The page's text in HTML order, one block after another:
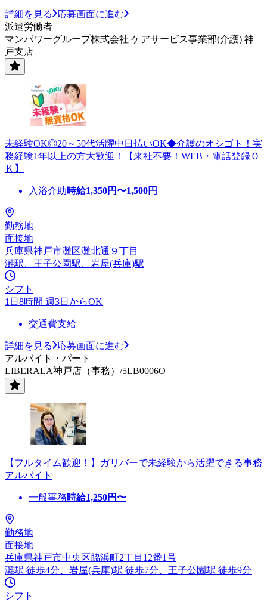
詳細を見る
応募画面に進む
派遣労働者
マンパワーグループ株式会社 ケアサービス事業部(介護) 神
戸支店
未経験OK◎20～50代活躍中日払いOK◆介護のオシゴト！実
務経験1年以上の方大歓迎！【来社不要！WEB・電話登録Ｏ
Ｋ】
入浴介助時給1,350円〜1,500円
勤務地
面接地
兵庫県神戸市灘区灘北通９丁目
灘駅、王子公園駅、岩屋(兵庫)駅
シフト
1日8時間 週3日からOK
交通費支給
詳細を見る
応募画面に進む
アルバイト・パート
LIBERALA神戸店（事務）/5LB0006O
【フルタイム歓迎！】ガリバーで未経験から活躍できる事務
アルバイト
一般事務時給1,250円〜
勤務地
面接地
兵庫県神戸市中央区脇浜町2丁目12番1号
灘駅 徒歩4分、岩屋(兵庫)駅 徒歩7分、王子公園駅 徒歩9分
シフト